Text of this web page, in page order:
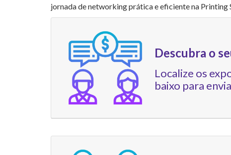
jornada de networking prática e eficiente na Printing
Descubra o
Localize os
baixo para